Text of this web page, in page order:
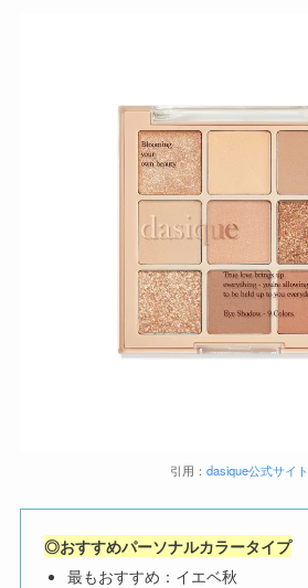
引用： dasique公式サイト
◎おすすめパーソナルカラータイプ
最もおすすめ：イエベ秋